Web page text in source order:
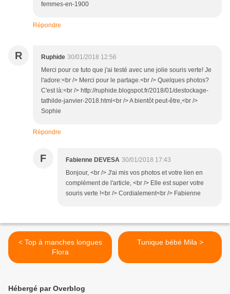
femmes-en-1900
Répondre
R Ruphide 30/01/2018 12:56
Merci pour ce tuto que j'ai testé avec une jolie souris verte! Je
l'adore:<br /> Merci pour le partage.<br /> Quelques photos?
C'est là:<br /> http://ruphide.blogspot.fr/2018/01/destockage-
tathilde-janvier-2018.html<br /> A bientôt peut-être,<br />
Sophie
Répondre
F Fabienne DEVESA 30/01/2018 17:43
Bonjour, <br /> J'ai mis vos photos et votre lien en
complément de l'article, <br /> Elle est super votre
souris verte !<br /> Cordialement<br /> Fabienne
< Top à manches longues
Flora
Tunique bébé Mila >
Hébergé par Overblog